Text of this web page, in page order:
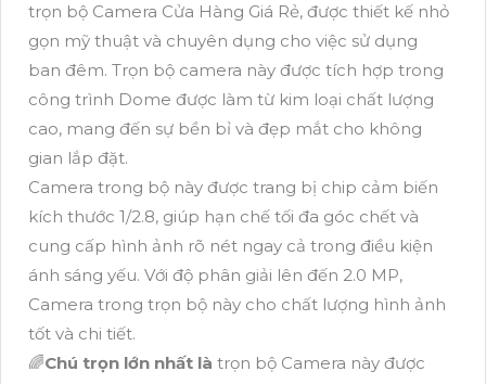
trọn bộ Camera Cửa Hàng Giá Rẻ, được thiết kế nhỏ
gọn mỹ thuật và chuyên dụng cho việc sử dụng
ban đêm. Trọn bộ camera này được tích hợp trong
công trình Dome được làm từ kim loại chất lượng
cao, mang đến sự bền bỉ và đẹp mắt cho không
gian lắp đặt.
Camera trong bộ này được trang bị chip cảm biến
kích thước 1/2.8, giúp hạn chế tối đa góc chết và
cung cấp hình ảnh rõ nét ngay cả trong điều kiện
ánh sáng yếu. Với độ phân giải lên đến 2.0 MP,
Camera trong trọn bộ này cho chất lượng hình ảnh
tốt và chi tiết.
🌈Chú trọn lớn nhất là trọn bộ Camera này được